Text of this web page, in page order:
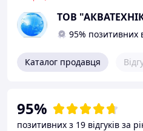
ТОВ
95% позитивних
Каталог продавця
95%
позитивних з 19 відгуків за